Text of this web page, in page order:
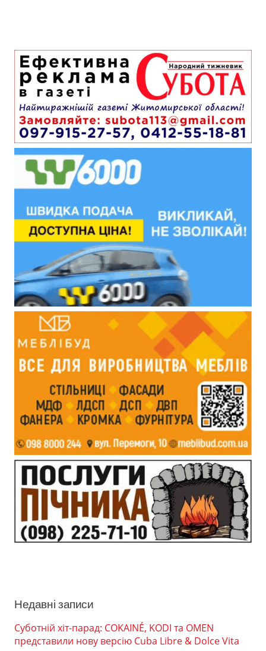
Недавні записи
Суботній хіт-парад: COKAINÉ, KODI та OMEN
представили нову версію Cuba Libre & Dolce Vita